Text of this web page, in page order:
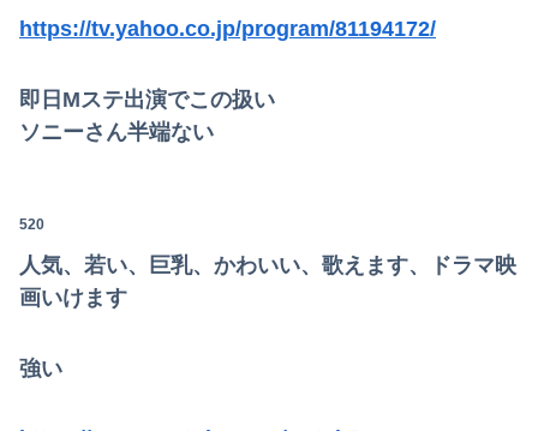
https://tv.yahoo.co.jp/program/81194172/
即日Mステ出演でこの扱い
ソニーさん半端ない
520
人気、若い、巨乳、かわいい、歌えます、ドラマ映
画いけます
強い